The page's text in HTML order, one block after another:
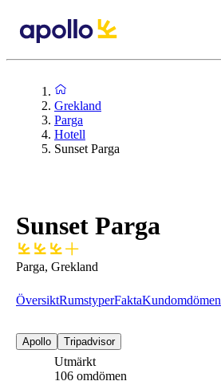
Grekland
Parga
Hotell
Sunset Parga
Sunset Parga
Parga, Grekland
ÖversiktRumstyperFaktaKundomdömen
Apollo Tripadvisor
Utmärkt
106 omdömen